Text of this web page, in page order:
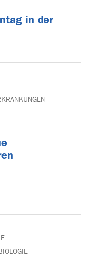
in der